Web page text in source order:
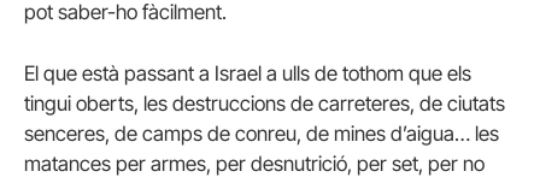
pot saber-ho fàcilment.
El que està passant a Israel a ulls de tothom que els
tingui oberts, les destruccions de carreteres, de ciutats
senceres, de camps de conreu, de mines d’aigua… les
matances per armes, per desnutrició, per set, per no